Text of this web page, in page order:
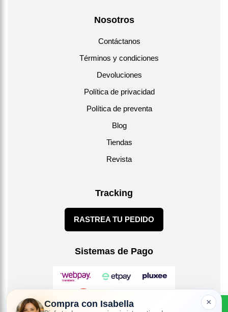
Nosotros
Contáctanos
Términos y condiciones
Devoluciones
Política de privacidad
Política de preventa
Blog
Tiendas
Revista
Tracking
RASTREA TU PEDIDO
Sistemas de Pago